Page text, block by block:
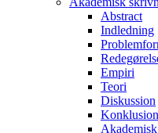
Abstract
Indledning
Empiri
Teori
Diskussion
Konklusion
Akademisk